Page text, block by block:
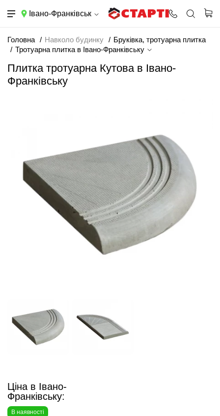
Івано-Франківськ
Головна Навколо будинку
Бруківка, тротуарна плитка
Тротуарна плитка в Івано-Франківську
Плитка тротуарна Кутова в Івано-
Франківську
Ціна в Івано-
Франківську:
В наявності